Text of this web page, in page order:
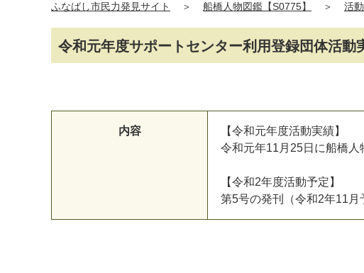
ふなばし市民力発見サイト ＞ 船橋人物図鑑【S0775】 ＞ 活
令和元年度サポートセンター利用登録団体活動
内容 【令和元年度活動実績】
令和元年11 月 25日 に船橋 人
【令和2年度活動予定 】
第5号の発刊 （令和2年11 月